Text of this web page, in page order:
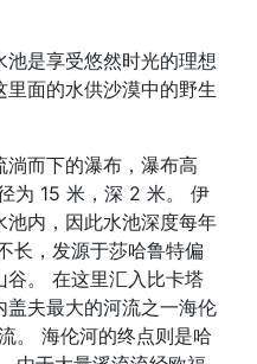
是享受悠然时光的理想
面的水供沙漠中的野生
而下的瀑布，瀑布高
为 15 米，深 2 米。 伊
内，因此水池深度每年
长，发源于莎哈鲁特偏
谷。 在这里汇入比卡塔
夫最大的河流之一海伦
。 海伦河的终点则是哈